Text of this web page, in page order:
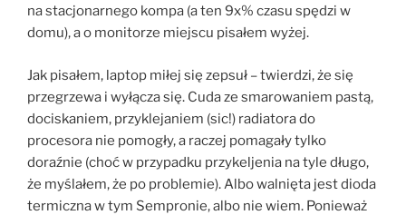
na stacjonarnego kompa (a ten 9x% czasu spędzi w
domu), a o monitorze miejscu pisałem wyżej.
Jak pisałem, laptop miłej się zepsuł – twierdzi, że się
przegrzewa i wyłącza się. Cuda ze smarowaniem pastą,
dociskaniem, przyklejaniem (sic!) radiatora do
procesora nie pomogły, a raczej pomagały tylko
doraźnie (choć w przypadku przykeljenia na tyle długo,
że myślałem, że po problemie). Albo walnięta jest dioda
termiczna w tym Sempronie, albo nie wiem. Ponieważ